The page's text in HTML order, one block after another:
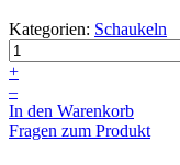
Kategorien: Schaukeln
+
–
In den Warenkorb
Fragen zum Produkt